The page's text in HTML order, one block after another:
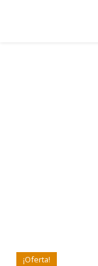
¡Oferta!